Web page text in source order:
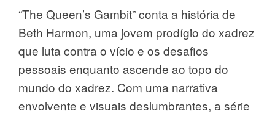
“The Queen’s Gambit” conta a história de
Beth Harmon, uma jovem prodígio do xadrez
que luta contra o vício e os desafios
pessoais enquanto ascende ao topo do
mundo do xadrez. Com uma narrativa
envolvente e visuais deslumbrantes, a série